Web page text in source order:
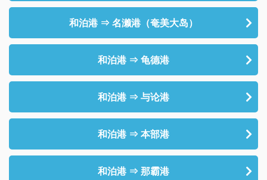
和泊港 ⇒ 名濑港（奄美大岛）
和泊港 ⇒ 龟德港
和泊港 ⇒ 与论港
和泊港 ⇒ 本部港
和泊港 ⇒ 那霸港